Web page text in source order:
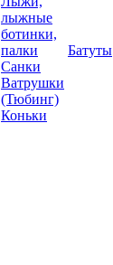
лыжные
ботинки,
палки
Санки
Ватрушки
(Тюбинг)
Коньки
Батуты